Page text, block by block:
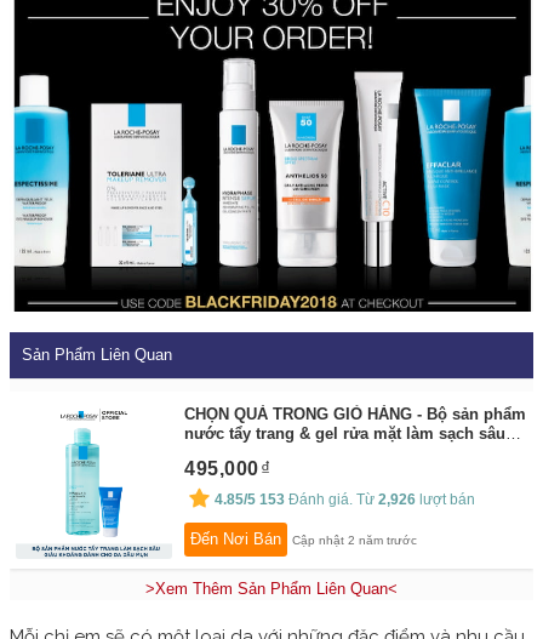
Sản Phẩm Liên Quan
CHỌN QUÀ TRONG GIỎ HÀNG - Bộ sản phẩm
nước tẩy trang & gel rửa mặt làm sạch sâu
By:La Roche-Posay
495,000
4.85/5 153 Đánh giá. Từ2,926 lượt bán
Đến Nơi Bán Cập nhật 2 năm trước
>Xem Thêm Sản Phẩm Liên Quan<